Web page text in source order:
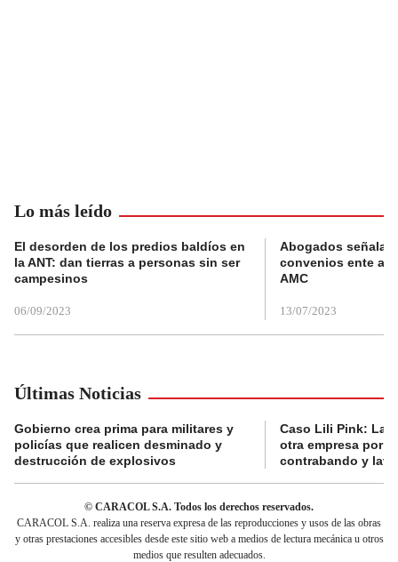
Lo más leído
El desorden de los predios baldíos en
la ANT: dan tierras a personas sin ser
campesinos
06/09/2023
Abogados
convenios ente
AMC
13/07/2023
Últimas Noticias
Gobierno crea prima para militares y
policías que realicen desminado y
destrucción de explosivos
Caso Lili Pink: La
otra empresa por
contrabando y
© CARACOL S.A. Todos los derechos reservados.
CARACOL S.A. realiza una reserva expresa de las reproducciones y usos de las obras
y otras prestaciones accesibles desde este sitio web a medios de lectura mecánica u otros
medios que resulten adecuados.